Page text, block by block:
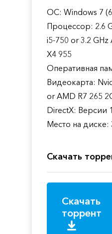
ОС: Windows 7
Процессор: 2.6
i5-750 or 3.2
X4 955
Оперативная
Видеокарта:
or AMD R7 265
DirectX: Версии
Место на диске:
Скачать
Скачать
торрент